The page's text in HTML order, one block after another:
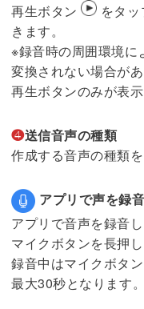
再生ボタン
をタ
きます。
※録音時の周囲環境に
変換されない場合が
再生ボタンのみが表示
❹送信音声の種類
作成する音声の種類
アプリで声を録
アプリで音声を録音
マイクボタンを長押
録音中はマイクボタ
最大30秒となります。